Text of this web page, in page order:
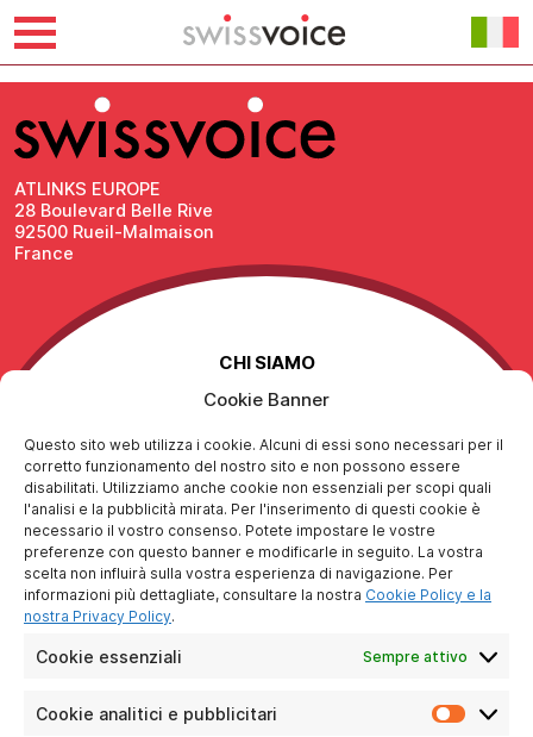
Cookie Banner
Questo sito web utilizza i cookie. Alcuni di essi sono necessari per il
corretto funzionamento del nostro sito e non possono essere
disabilitati. Utilizziamo anche cookie non essenziali per scopi quali
l'analisi e la pubblicità mirata. Per l'inserimento di questi cookie è
necessario il vostro consenso. Potete impostare le vostre
preferenze con questo banner e modificarle in seguito. La vostra
scelta non influirà sulla vostra esperienza di navigazione. Per
informazioni più dettagliate, consultare la nostra Cookie Policy e la
nostra Privacy Policy.
Cookie essenziali Sempre attivo
Cookie analitici e pubblicitari
Cookie
Vai
contenuto
bol.com
ATLINKS EUROPE
28 Boulevard Belle Rive
92500 Rueil-Malmaison
France
CHI SIAMO
Contattaci
Protezione dei dati personali
Politica di responsabilità sociale
I NOSTRI SOCIAL MEDIA